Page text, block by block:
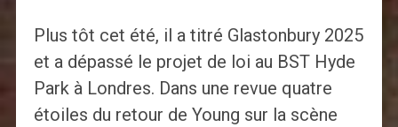
Plus tôt cet été, il a titré Glastonbury 2025
et a dépassé le projet de loi au BST Hyde
Park à Londres. Dans une revue quatre
étoiles du retour de Young sur la scène